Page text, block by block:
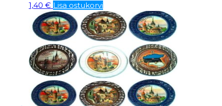
1,40 € Lisa ostukorvi